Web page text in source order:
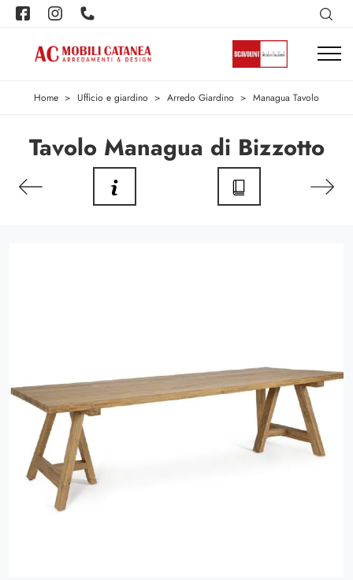
Home > Ufficio e giardino > Arredo Giardino > Managua Tavolo
Tavolo Managua di Bizzotto